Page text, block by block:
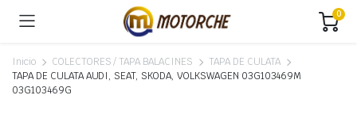
0
Inicio COLECTORES / TAPA BALACINES
TAPA DE CULATA
TAPA DE CULATA AUDI, SEAT, SKODA, VOLKSWAGEN 03G103469M
03G103469G